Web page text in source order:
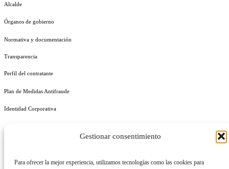
Gestionar consentimiento
Para ofrecer la mejor experiencia, utilizamos tecnologías como las cookies para
Alcalde
Órganos de gobierno
Normativa y documentación
Transparencia
Perfil del contratante
Plan de Medidas Antifraude
Identidad Corporativa